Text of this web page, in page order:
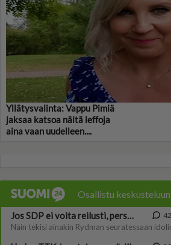
Yllätysvalinta: Vappu Pimiä
jaksaa katsoa näitä leffoja
aina vaan uudelleen....